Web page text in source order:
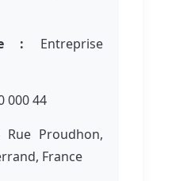
: Entreprise
000 44
Rue Proudhon,
France